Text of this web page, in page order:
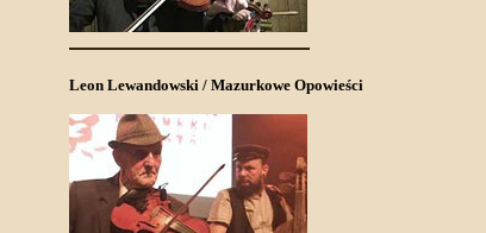
Leon Lewandowski / Mazurkowe Opowieści